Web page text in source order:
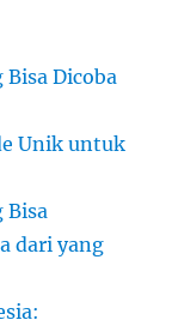
Dicoba
Unik untuk
Bisa
dari yang